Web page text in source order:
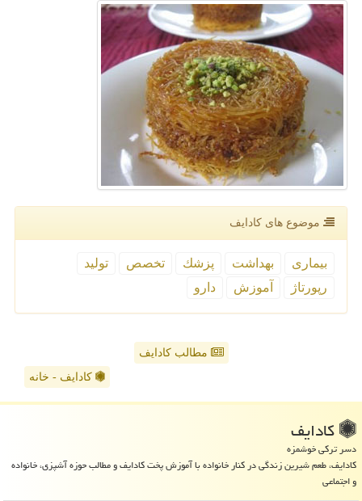
موضوع های كادایف
بیماری بهداشت پزشك تخصص
تولید
رپورتاژ
آموزش دارو
مطالب کادایف
کادایف - خانه
كادایف
دسر ترکی خوشمزه
کادایف، طعم شیرین زندگی در کنار خانواده با آموزش پخت کادایف و مطالب حوزه آشپزی، خانواده
و اجتماعی